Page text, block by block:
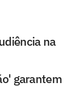
na
garantem